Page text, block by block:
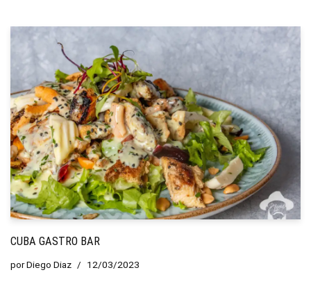
CUBA GASTRO BAR
porDiego Diaz 12/03/2023